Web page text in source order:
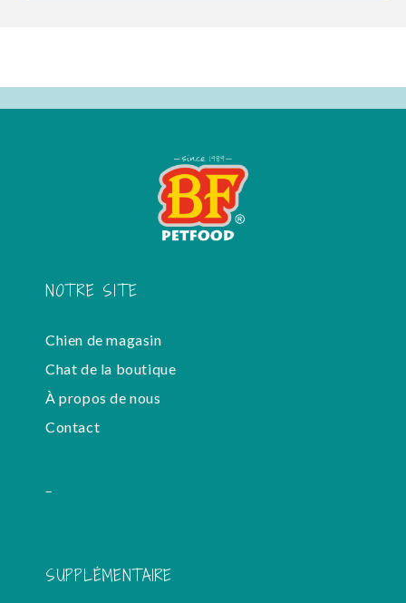
NOTRE SITE
Chien de magasin
Chat de la boutique
À propos de nous
Contact
-
SUPPLÉMENTAIRE